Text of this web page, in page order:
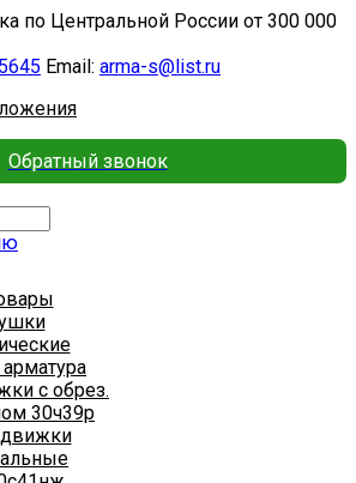
по Центральной России от 300 000
Email: arma-s@list.ru
Обратный звонок
с обрез.
30ч39р